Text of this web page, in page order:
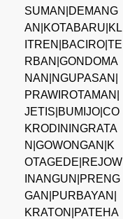
SUMAN|DEMANG
AN|KOTABARU|KL
ITREN|BACIRO|TE
RBAN|GONDOMA
NAN|NGUPASAN|
PRAWIROTAMAN|
JETIS|BUMIJO|CO
KRODININGRATA
N|GOWONGAN|K
OTAGEDE|REJOW
INANGUN|PRENG
GAN|PURBAYAN|
KRATON|PATEHA